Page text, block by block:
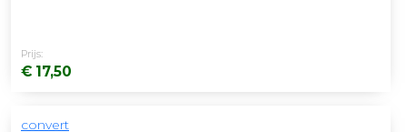
Prijs:
€ 17,50
convert